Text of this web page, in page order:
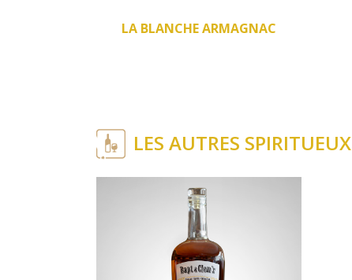
LA BLANCHE ARMAGNAC
LES AUTRES SPIRITUEUX